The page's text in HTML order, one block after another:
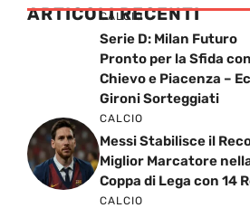
ARTICOLI RECENTI
CALCIO
Serie D: Milan Futuro
Pronto per la Sfida con
Chievo e Piacenza –
Gironi Sorteggiati
CALCIO
Messi Stabilisce il
Miglior Marcatore
Coppa di Lega con 14
CALCIO